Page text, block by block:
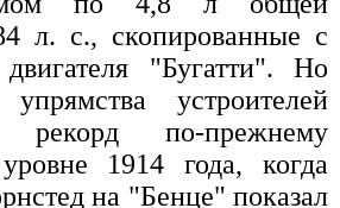
л. с., скопированные с
двигателя "Бугатти". Но
устроителей
рекорд по-прежнему
1914 года, когда
на "Бенце" показал